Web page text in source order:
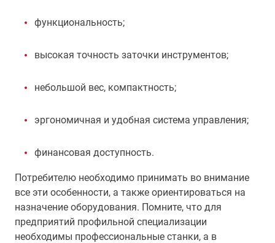
функциональность;
высокая точность заточки инструментов;
небольшой вес, компактность;
эргономичная и удобная система управления;
финансовая доступность.
Потребителю необходимо принимать во внимание
все эти особенности, а также ориентироваться на
назначение оборудования. Помните, что для
предприятий профильной специализации
необходимы профессиональные станки, а в